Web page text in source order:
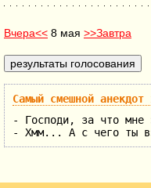
Вчера<< 8 мая >>Завтра
Самый смешной
- Господи, за что мне
- Хмм... А с чего ты